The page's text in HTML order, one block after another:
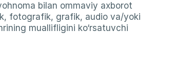
bilan ommaviy axborot
fotografik, grafik, audio va/yoki
muallifligini ko‘rsatuvchi